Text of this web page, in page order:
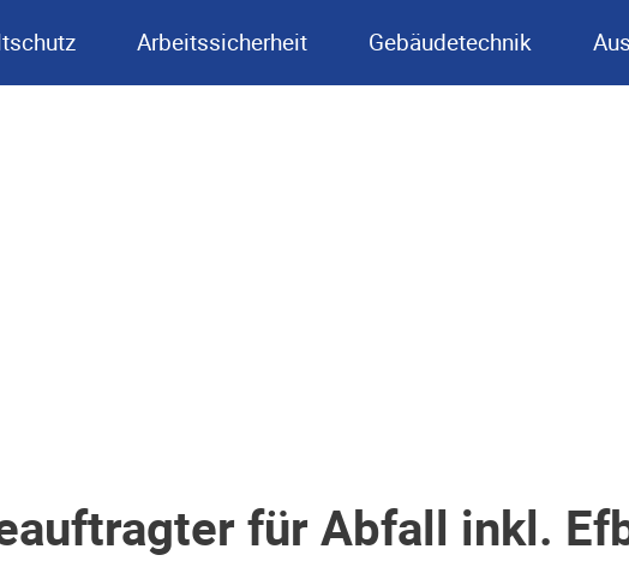
Arbeitssicherheit Gebäudetechnik
für Abfall inkl.